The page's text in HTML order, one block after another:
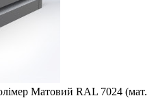
Матовий RAL 7024 (мат.